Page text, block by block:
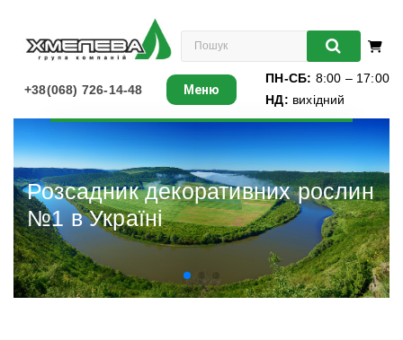
+38(068) 726-14-48
ПН-СБ: 8:00 – 17:00
НД: вихідний
Меню
Листяні
Хвойні
Ліани
Багаторічники
Різдвяні ялинки